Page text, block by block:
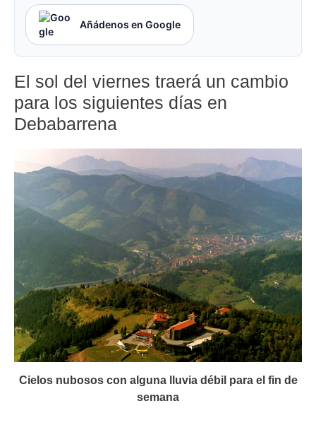
Añádenos en Google
El sol del viernes traerá un cambio
para los siguientes días en
Debabarrena
Cielos nubosos con alguna lluvia débil para el fin de
semana